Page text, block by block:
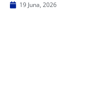
19 Juna, 2026